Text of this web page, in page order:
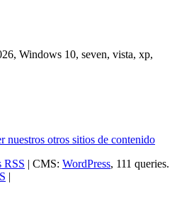
Windows 10, seven, vista, xp,
nuestros otros sitios de contenido
RSS | CMS: WordPress, 111 queries.
|